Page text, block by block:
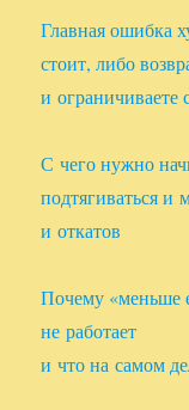
Главная ошибка
стоит, либо
и ограничиваете
С чего нужно
подтягиваться и
и откатов
Почему «меньше
не работает
и что на самом